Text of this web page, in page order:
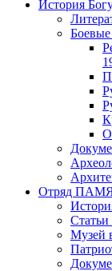
История
Отряд
Музей